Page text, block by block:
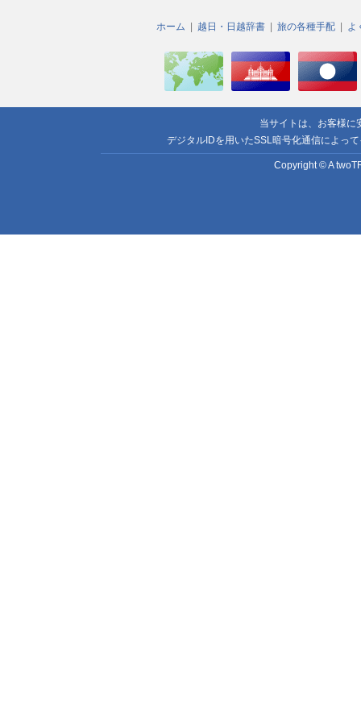
ホーム 越日・日越辞書 旅の各種手配 よ
当サイトは、お客様に
デジタルIDを用いたSSL暗号化通信によっ
Copyright © A